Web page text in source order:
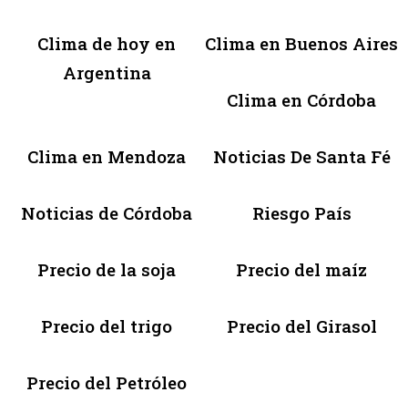
Clima de hoy en
Argentina
Clima en Buenos Aires
Clima en Córdoba
Clima en Mendoza Noticias De Santa Fé
Noticias de Córdoba Riesgo País
Precio de la soja Precio del maíz
Precio del trigo Precio del Girasol
Precio del Petróleo